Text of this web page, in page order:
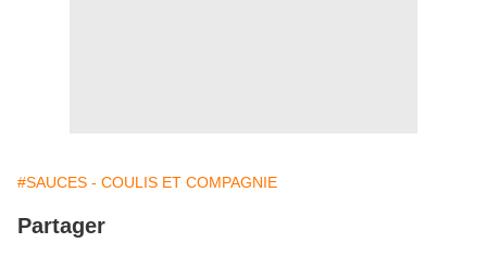
#SAUCES - COULIS ET COMPAGNIE
Partager